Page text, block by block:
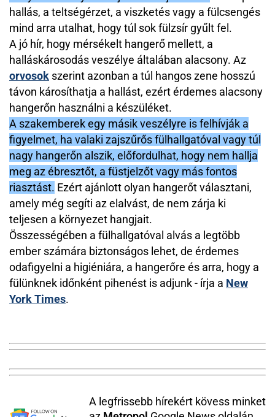
hallás, a teltségérzet, a viszketés vagy a fülcsengés
mind arra utalhat, hogy túl sok fülzsír gyűlt fel.
A jó hír, hogy mérsékelt hangerő mellett, a
halláskárosodás veszélye általában alacsony. Az
orvosok szerint azonban a túl hangos zene hosszú
távon károsíthatja a hallást, ezért érdemes alacsony
hangerőn használni a készüléket.
A szakemberek egy másik veszélyre is felhívják a
figyelmet, ha valaki zajszűrős fülhallgatóval vagy túl
nagy hangerőn alszik, előfordulhat, hogy nem hallja
meg az ébresztőt, a füstjelzőt vagy más fontos
riasztást. Ezért ajánlott olyan hangerőt választani,
amely még segíti az elalvást, de nem zárja ki
teljesen a környezet hangjait.
Összességében a fülhallgatóval alvás a legtöbb
ember számára biztonságos lehet, de érdemes
odafigyelni a higiéniára, a hangerőre és arra, hogy a
fülünknek időnként pihenést is adjunk - írja a New
York Times.
A legfrissebb hírekért kövess minket